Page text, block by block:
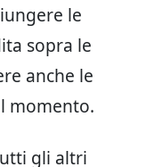
le
sopra le
anche le
momento.
gli altri